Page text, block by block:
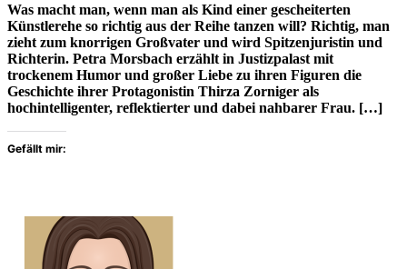
Was macht man, wenn man als Kind einer gescheiterten
Künstlerehe so richtig aus der Reihe tanzen will? Richtig, man
zieht zum knorrigen Großvater und wird Spitzenjuristin und
Richterin. Petra Morsbach erzählt in Justizpalast mit
trockenem Humor und großer Liebe zu ihren Figuren die
Geschichte ihrer Protagonistin Thirza Zorniger als
hochintelligenter, reflektierter und dabei nahbarer Frau. […]
Gefällt mir: